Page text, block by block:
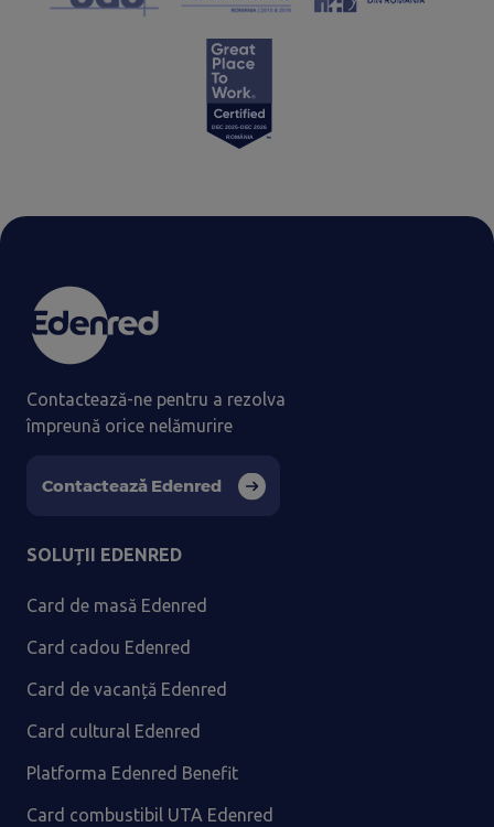
Contactează-ne pentru a rezolva
împreună orice nelămurire
Contactează Edenred
SOLUȚII EDENRED
Card de masă Edenred
Card cadou Edenred
Card de vacanță Edenred
Card cultural Edenred
Platforma Edenred Benefit
Card combustibil UTA Edenred